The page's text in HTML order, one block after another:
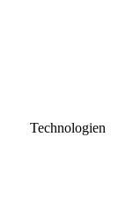
Technologien